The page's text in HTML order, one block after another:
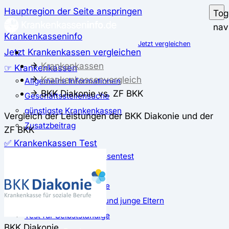
Hauptregion der Seite anspringen
Krankenkasseninfo
Jetzt Krankenkassen vergleichen
☞ Krankenkassen
Allgemeine Informationen
Geschäftsstellensuche
günstigste Krankenkassen
Zusatzbeitrag
✅ Krankenkassen Test
Der große Krankenkassentest
Test für Studierende
Test für Auszubildende
Test für Schwangere und junge Eltern
Test für Selbstständige
Jetzt vergleichen
Krankenkassen
Krankenkassenvergleich
BKK Diakonie vs. ZF BKK
Vergleich der Leistungen der BKK Diakonie und der
ZF BKK